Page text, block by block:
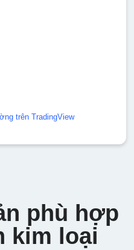
trên TradingView
phù hợp
kim loại